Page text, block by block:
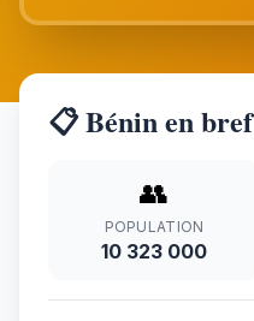
📋 Bénin en bref
👥
POPULATION
10 323 000